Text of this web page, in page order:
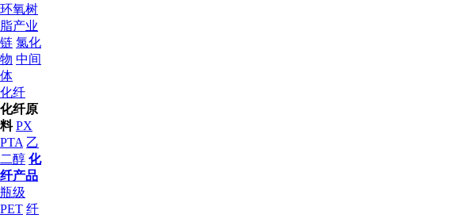
环氧树
脂产业
链 氯化
物 中间
体
化纤
化纤原
料 PX
PTA 乙
二醇 化
纤产品
瓶级
PET 纤